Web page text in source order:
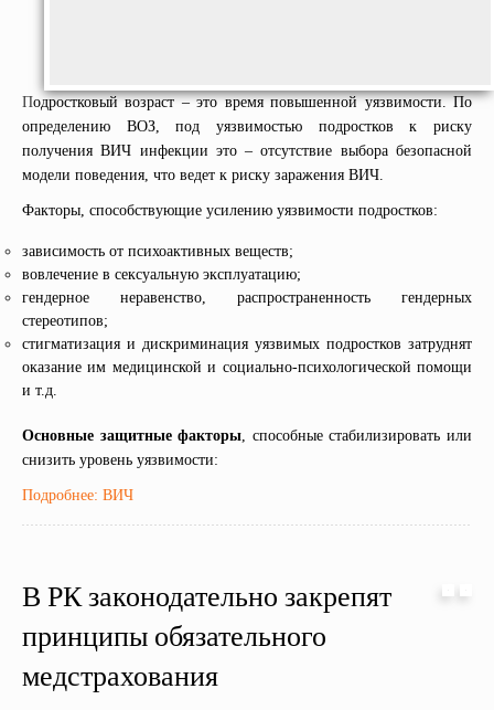
Подростковый возраст – это время повышенной уязвимости. По
определению ВОЗ, под уязвимостью подростков к риску
получения ВИЧ инфекции это – отсутствие выбора безопасной
модели поведения, что ведет к риску заражения ВИЧ.
Факторы, способствующие усилению уязвимости подростков:
зависимость от психоактивных веществ;
вовлечение в сексуальную эксплуатацию;
гендерное неравенство, распространенность гендерных
стереотипов;
стигматизация и дискриминация уязвимых подростков затруднят
оказание им медицинской и социально-психологической помощи
и т.д.
Основные защитные факторы , способные стабилизировать или
снизить уровень уязвимости:
Подробнее: ВИЧ
В РК законодательно закрепят
принципы обязательного
медстрахования